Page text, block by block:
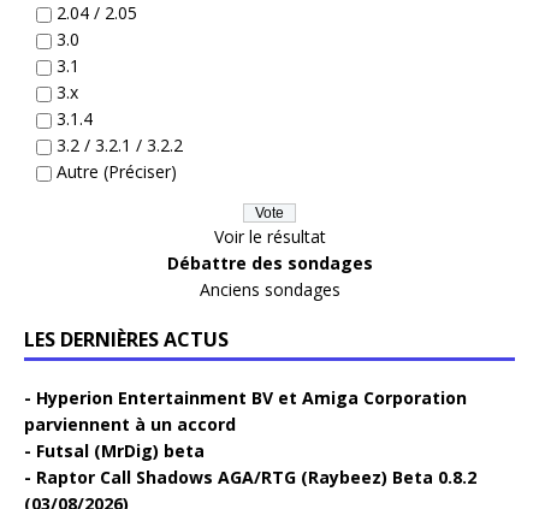
2.04 / 2.05
3.0
3.1
3.x
3.1.4
3.2 / 3.2.1 / 3.2.2
Autre (Préciser)
Voir le résultat
Débattre des sondages
Anciens sondages
LES DERNIÈRES ACTUS
Hyperion Entertainment BV et Amiga Corporation
parviennent à un accord
Futsal (MrDig) beta
Raptor Call Shadows AGA/RTG (Raybeez) Beta 0.8.2
(03/08/2026)